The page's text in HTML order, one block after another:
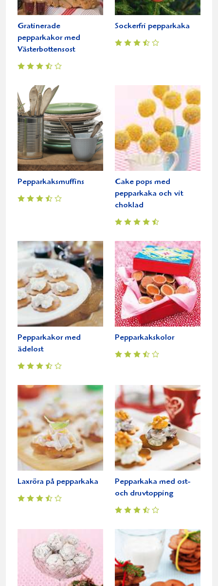
Gratinerade
pepparkakor med
Västerbottensost
Sockerfri pepparkaka
Pepparkaksmuffins
Cake pops med
pepparkaka och vit
choklad
Pepparkakor med
ädelost
Pepparkakskolor
Laxröra på pepparkaka
Pepparkaka med ost-
och druvtopping